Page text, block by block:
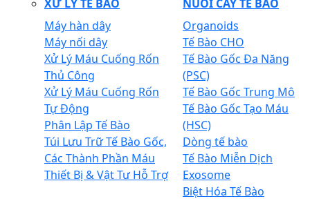
XỬ LÝ TẾ BÀO
Máy hàn dây
Máy nối dây
Xử Lý Máu Cuống Rốn
Thủ Công
Xử Lý Máu Cuống Rốn
Tự Động
Phân Lập Tế Bào
Túi Lưu Trữ Tế Bào Gốc,
Các Thành Phần Máu
Thiết Bị & Vật Tư Hỗ Trợ
NUÔI CẤY TẾ BÀO
Organoids
Tế Bào CHO
Tế Bào Gốc Đa Năng
(PSC)
Tế Bào Gốc Trung Mô
Tế Bào Gốc Tạo Máu
(HSC)
Dòng tế bào
Tế Bào Miễn Dịch
Exosome
Biệt Hóa Tế Bào